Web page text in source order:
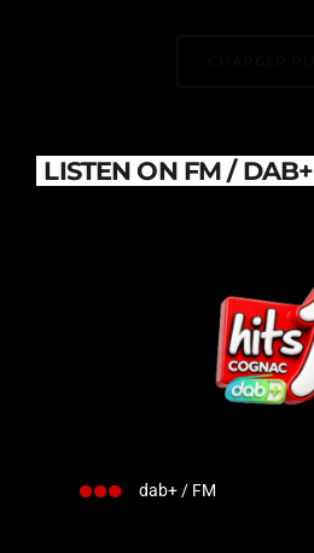
LISTEN ON FM / DAB+
dab+ / FM